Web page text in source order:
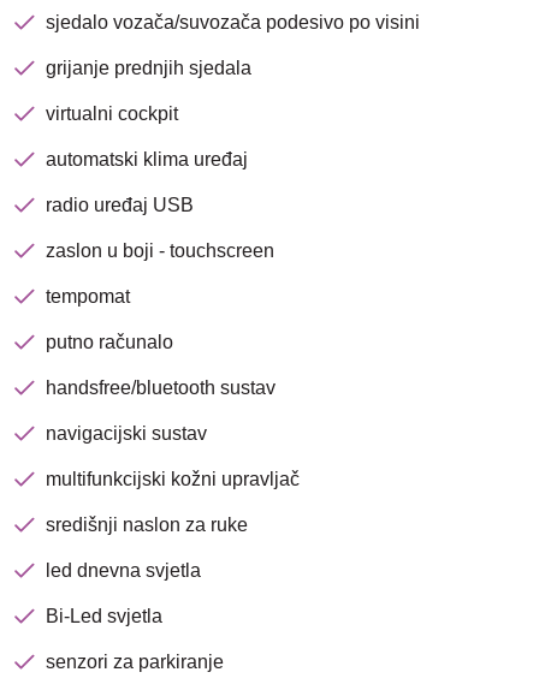
sjedalo vozača/suvozača podesivo po visini
grijanje prednjih sjedala
virtualni cockpit
automatski klima uređaj
radio uređaj USB
zaslon u boji - touchscreen
tempomat
putno računalo
handsfree/bluetooth sustav
navigacijski sustav
multifunkcijski kožni upravljač
središnji naslon za ruke
led dnevna svjetla
Bi-Led svjetla
senzori za parkiranje
avenija 102, Resnik
Brza pretraga